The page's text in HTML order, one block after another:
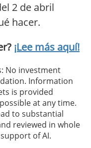
2 de abril
hacer.
¡Lee más aquí!
No investment
Information
is provided
at any time.
to substantial
reviewed in whole
of AI.